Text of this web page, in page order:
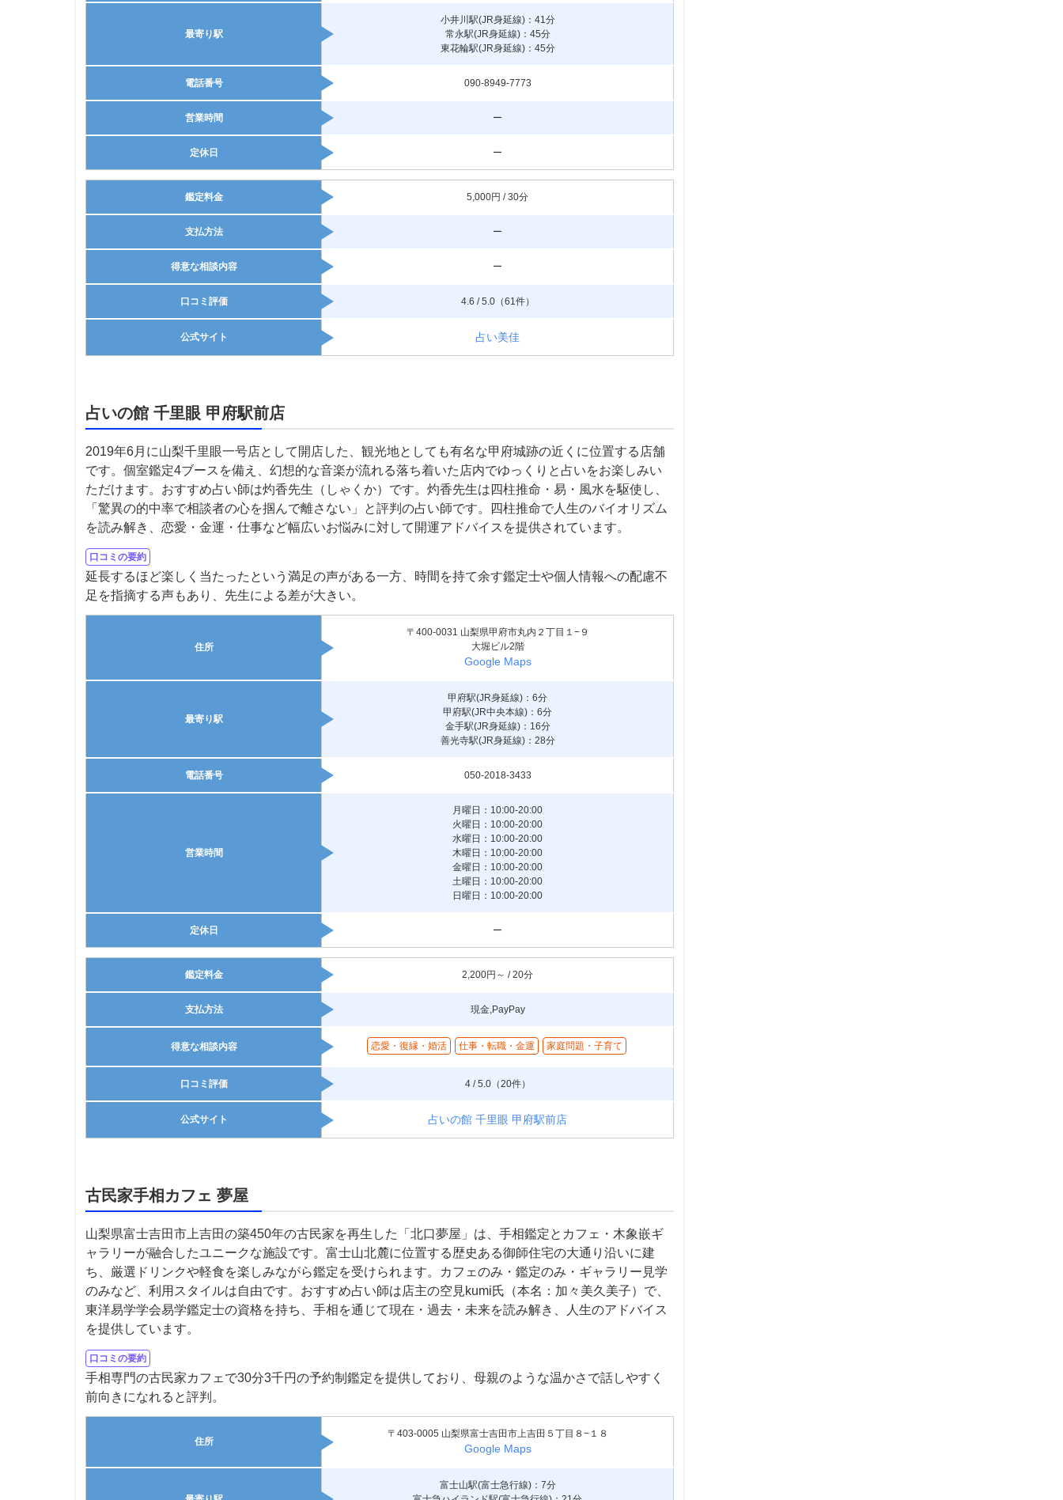
最寄り駅
小井川駅(JR身延線)：41分
常永駅(JR身延線)：45分
東花輪駅(JR身延線)：45分
電話番号 090-8949-7773
営業時間 ー
定休日 ー
鑑定料金 5,000円 / 30分
支払方法 ー
得意な相談内容 ー
口コミ評価 4.6 / 5.0（61件）
公式サイト 占い美佳
占いの館 千里眼 甲府駅前店
2019年6月に山梨千里眼一号店として開店した、観光地としても有名な甲府城跡の近くに位置する店舗
です。個室鑑定4ブースを備え、幻想的な音楽が流れる落ち着いた店内でゆっくりと占いをお楽しみい
ただけます。おすすめ占い師は灼香先生（しゃくか）です。灼香先生は四柱推命・易・風水を駆使し、
「驚異の的中率で相談者の心を掴んで離さない」と評判の占い師です。四柱推命で人生のバイオリズム
を読み解き、恋愛・金運・仕事など幅広いお悩みに対して開運アドバイスを提供されています。
口コミの要約
延長するほど楽しく当たったという満足の声がある一方、時間を持て余す鑑定士や個人情報への配慮不
足を指摘する声もあり、先生による差が大きい。
住所
〒400-0031 山梨県甲府市丸内２丁目１−９
大堀ビル2階
Google Maps
最寄り駅
甲府駅(JR身延線)：6分
甲府駅(JR中央本線)：6分
金手駅(JR身延線)：16分
善光寺駅(JR身延線)：28分
電話番号 050-2018-3433
営業時間
月曜日：10:00-20:00
火曜日：10:00-20:00
水曜日：10:00-20:00
木曜日：10:00-20:00
金曜日：10:00-20:00
土曜日：10:00-20:00
日曜日：10:00-20:00
定休日 ー
鑑定料金 2,200円～ / 20分
支払方法 現金,PayPay
得意な相談内容 恋愛・復縁・婚活 仕事・転職・金運 家庭問題・子育て
口コミ評価 4 / 5.0（20件）
公式サイト 占いの館 千里眼 甲府駅前店
古民家手相カフェ 夢屋
山梨県富士吉田市上吉田の築450年の古民家を再生した「北口夢屋」は、手相鑑定とカフェ・木象嵌ギ
ャラリーが融合したユニークな施設です。富士山北麓に位置する歴史ある御師住宅の大通り沿いに建
ち、厳選ドリンクや軽食を楽しみながら鑑定を受けられます。カフェのみ・鑑定のみ・ギャラリー見学
のみなど、利用スタイルは自由です。おすすめ占い師は店主の空見kumi氏（本名：加々美久美子）で、
東洋易学学会易学鑑定士の資格を持ち、手相を通じて現在・過去・未来を読み解き、人生のアドバイス
を提供しています。
口コミの要約
手相専門の古民家カフェで30分3千円の予約制鑑定を提供しており、母親のような温かさで話しやすく
前向きになれると評判。
住所
〒403-0005 山梨県富士吉田市上吉田５丁目８−１８
Google Maps
富士山駅(富士急行線)：7分